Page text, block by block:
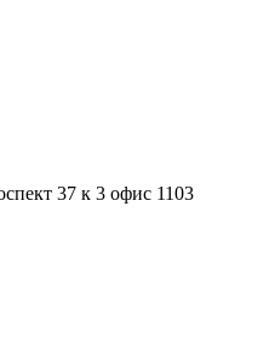
37 к 3 офис 1103